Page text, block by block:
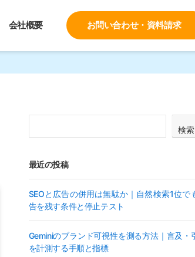
会社概要 お問い合わせ・資料請求
検索
最近の投稿
SEOと広告の併用は無駄か｜自然検索1位で
告を残す条件と停止テスト
Geminiのブランド可視性を測る方法｜言及・
を計測する手順と指標